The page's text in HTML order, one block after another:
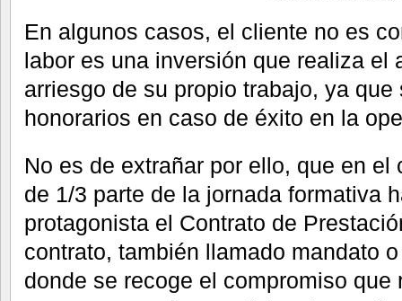
En algunos casos, el cliente no es
labor es una inversión que realiza el
arriesgo de su propio trabajo, ya
honorarios en caso de éxito en la
No es de extrañar por ello, que en el
de 1/3 parte de la jornada formativa
protagonista el Contrato de
contrato, también llamado mandato
donde se recoge el compromiso que